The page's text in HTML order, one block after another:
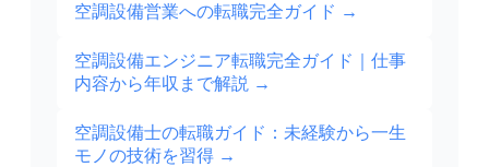
空調設備営業への転職完全ガイド →
空調設備エンジニア転職完全ガイド｜仕事
内容から年収まで解説 →
空調設備士の転職ガイド：未経験から一生
モノの技術を習得 →